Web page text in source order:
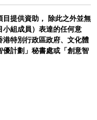
提供資助， 除此之外並無
小組成員）表達的任何意
港特別行政區政府、文化體
計劃」秘書處或「創意智